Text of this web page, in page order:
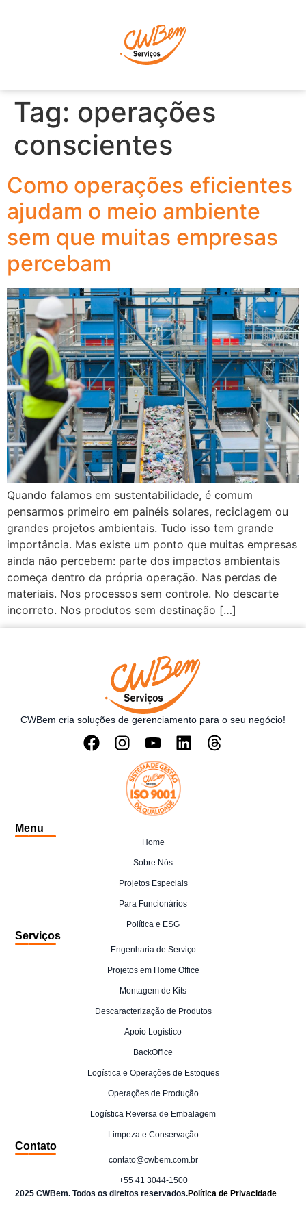
Tag: operações
conscientes
Como operações eficientes
ajudam o meio ambiente
sem que muitas empresas
percebam
Quando falamos em sustentabilidade, é comum
pensarmos primeiro em painéis solares, reciclagem ou
grandes projetos ambientais. Tudo isso tem grande
importância. Mas existe um ponto que muitas empresas
ainda não percebem: parte dos impactos ambientais
começa dentro da própria operação. Nas perdas de
materiais. Nos processos sem controle. No descarte
incorreto. Nos produtos sem destinação […]
CWBem cria soluções de gerenciamento para o seu negócio!
Menu
Home
Sobre Nós
Projetos Especiais
Para Funcionários
Política e ESG
Serviços
Engenharia de Serviço
Projetos em Home Office
Montagem de Kits
Descaracterização de Produtos
Apoio Logístico
BackOffice
Logística e Operações de Estoques
Operações de Produção
Logística Reversa de Embalagem
Limpeza e Conservação
Contato
contato@cwbem.com.br
+55 41 3044-1500
2025 CWBem. Todos os direitos reservados.Política de Privacidade